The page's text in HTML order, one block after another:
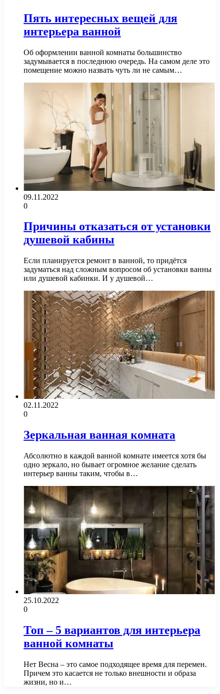
Пять интересных вещей для
интерьера ванной
Об оформлении ванной комнаты большинство
задумывается в последнюю очередь. На самом деле это
помещение можно назвать чуть ли не самым…
09.11.2022
0
Причины отказаться от установки
душевой кабины
Если планируется ремонт в ванной, то придётся
задуматься над сложным вопросом об установки ванны
или душевой кабинки. И у душевой…
02.11.2022
0
Зеркальная ванная комната
Абсолютно в каждой ванной комнате имеется хотя бы
одно зеркало, но бывает огромное желание сделать
интерьер ванны таким, чтобы в…
25.10.2022
0
Топ – 5 вариантов для интерьера
ванной комнаты
Нет Весна – это самое подходящее время для перемен.
Причем это касается не только внешности и образа
жизни, но и…